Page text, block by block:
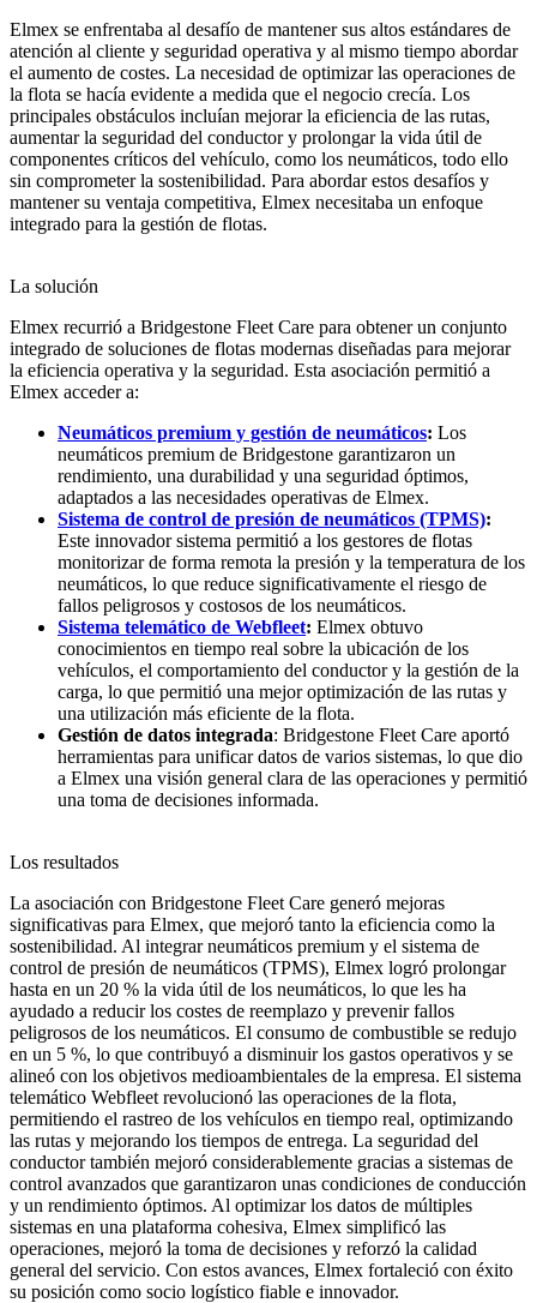
Elmex se enfrentaba al desafío de mantener sus altos estándares de
atención al cliente y seguridad operativa y al mismo tiempo abordar
el aumento de costes. La necesidad de optimizar las operaciones de
la flota se hacía evidente a medida que el negocio crecía. Los
principales obstáculos incluían mejorar la eficiencia de las rutas,
aumentar la seguridad del conductor y prolongar la vida útil de
componentes críticos del vehículo, como los neumáticos, todo ello
sin comprometer la sostenibilidad. Para abordar estos desafíos y
mantener su ventaja competitiva, Elmex necesitaba un enfoque
integrado para la gestión de flotas.
La solución
Elmex recurrió a Bridgestone Fleet Care para obtener un conjunto
integrado de soluciones de flotas modernas diseñadas para mejorar
la eficiencia operativa y la seguridad. Esta asociación permitió a
Elmex acceder a:
Neumáticos premium y gestión de neumáticos: Los
neumáticos premium de Bridgestone garantizaron un
rendimiento, una durabilidad y una seguridad óptimos,
adaptados a las necesidades operativas de Elmex.
Sistema de control de presión de neumáticos (TPMS):
Este innovador sistema permitió a los gestores de flotas
monitorizar de forma remota la presión y la temperatura de los
neumáticos, lo que reduce significativamente el riesgo de
fallos peligrosos y costosos de los neumáticos.
Sistema telemático de Webfleet: Elmex obtuvo
conocimientos en tiempo real sobre la ubicación de los
vehículos, el comportamiento del conductor y la gestión de la
carga, lo que permitió una mejor optimización de las rutas y
una utilización más eficiente de la flota.
Gestión de datos integrada: Bridgestone Fleet Care aportó
herramientas para unificar datos de varios sistemas, lo que dio
a Elmex una visión general clara de las operaciones y permitió
una toma de decisiones informada.
Los resultados
La asociación con Bridgestone Fleet Care generó mejoras
significativas para Elmex, que mejoró tanto la eficiencia como la
sostenibilidad. Al integrar neumáticos premium y el sistema de
control de presión de neumáticos (TPMS), Elmex logró prolongar
hasta en un 20 % la vida útil de los neumáticos, lo que les ha
ayudado a reducir los costes de reemplazo y prevenir fallos
peligrosos de los neumáticos. El consumo de combustible se redujo
en un 5 %, lo que contribuyó a disminuir los gastos operativos y se
alineó con los objetivos medioambientales de la empresa. El sistema
telemático Webfleet revolucionó las operaciones de la flota,
permitiendo el rastreo de los vehículos en tiempo real, optimizando
las rutas y mejorando los tiempos de entrega. La seguridad del
conductor también mejoró considerablemente gracias a sistemas de
control avanzados que garantizaron unas condiciones de conducción
y un rendimiento óptimos. Al optimizar los datos de múltiples
sistemas en una plataforma cohesiva, Elmex simplificó las
operaciones, mejoró la toma de decisiones y reforzó la calidad
general del servicio. Con estos avances, Elmex fortaleció con éxito
su posición como socio logístico fiable e innovador.